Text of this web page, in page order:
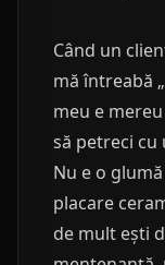
Când un
mă întreabă
meu e
să petreci cu
Nu e o
placare
de mult ești